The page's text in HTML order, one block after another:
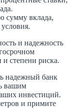
сумму вклада,
и надежность
степени риска.
надежный банк
вашим
инвестиций.
и примите